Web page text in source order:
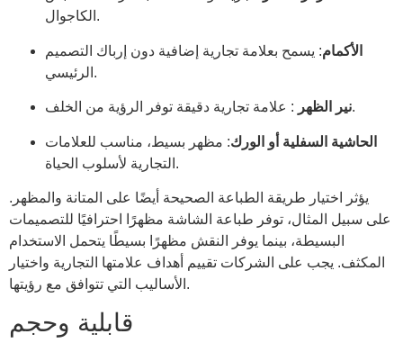
الكاجوال.
الأكمام: يسمح بعلامة تجارية إضافية دون إرباك التصميم
الرئيسي.
نير الظهر: علامة تجارية دقيقة توفر الرؤية من الخلف.
الحاشية السفلية أو الورك: مظهر بسيط، مناسب للعلامات
التجارية لأسلوب الحياة.
يؤثر اختيار طريقة الطباعة الصحيحة أيضًا على المتانة والمظهر.
على سبيل المثال، توفر طباعة الشاشة مظهرًا احترافيًا للتصميمات
البسيطة، بينما يوفر النقش مظهرًا بسيطًا يتحمل الاستخدام
المكثف. يجب على الشركات تقييم أهداف علامتها التجارية واختيار
الأساليب التي تتوافق مع رؤيتها.
قابلية وحجم